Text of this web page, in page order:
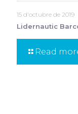
15 d'octubre de 2019
Lidernautic
Read